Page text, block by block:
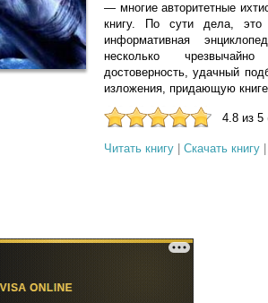
— многие авторитетные
книгу. По сути дела,
информативная
несколько
достоверность, удачный
изложения, придающую
4.8 из 5
Читать книгу Скачать книгу